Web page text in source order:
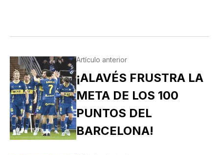
Artículo anterior
¡ALAVÉS FRUSTRA LA
META DE LOS 100
PUNTOS DEL
BARCELONA!